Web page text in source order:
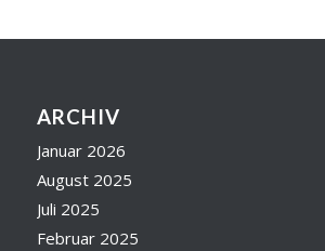
ARCHIV
Januar 2026
August 2025
Juli 2025
Februar 2025